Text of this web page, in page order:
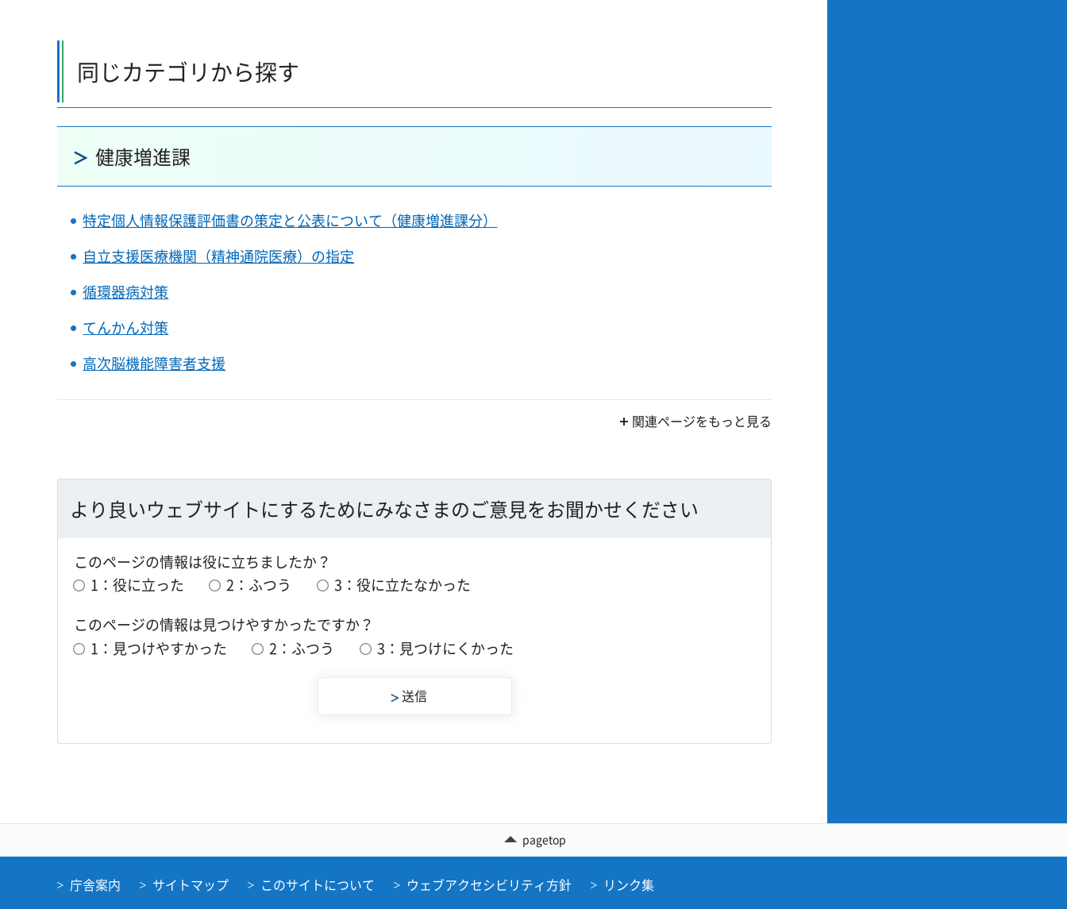
同じカテゴリから探す
健康増進課
特定個人情報保護評価書の策定と公表について（健康増進課分）
自立支援医療機関（精神通院医療）の指定
循環器病対策
てんかん対策
高次脳機能障害者支援
関連ページをもっと見る
より良いウェブサイトにするためにみなさまのご意見をお聞かせください
このページの情報は役に立ちましたか？
1：役に立った
2：ふつう
3：役に立たなかった
このページの情報は見つけやすかったですか？
1：見つけやすかった
2：ふつう 3：見つけにくかった
pagetop
庁舎案内 サイトマップ このサイトについて ウェブアクセシビリティ方針 リンク集